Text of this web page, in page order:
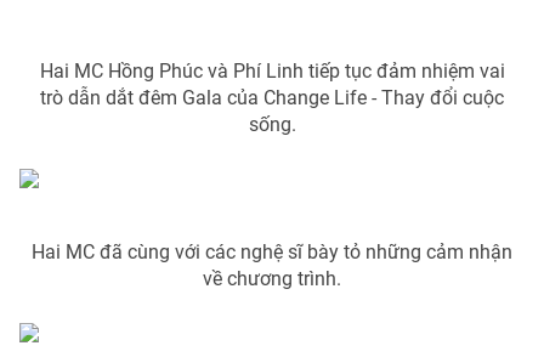
Chất lượng cuộc sống
Học trực tuyến
Hitech Công nghệ tương lai
Tư vấn
Lịch phát sóng
Emagazine
Hai MC Hồng Phúc và Phí Linh tiếp tục đảm nhiệm vai
trò dẫn dắt đêm Gala của Change Life - Thay đổi cuộc
sống.
Hai MC đã cùng với các nghệ sĩ bày tỏ những cảm nhận
về chương trình.